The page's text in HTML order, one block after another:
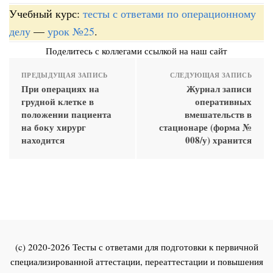
Учебный курс: тесты с ответами по операционному
делу — урок №25.
Поделитесь с коллегами ссылкой на наш сайт
ПРЕДЫДУЩАЯ ЗАПИСЬ
При операциях на
грудной клетке в
положении пациента
на боку хирург
находится
СЛЕДУЮЩАЯ ЗАПИСЬ
Журнал записи
оперативных
вмешательств в
стационаре (форма №
008/у) хранится
(c) 2020-2026 Тесты с ответами для подготовки к первичной
специализированной аттестации, переаттестации и повышения